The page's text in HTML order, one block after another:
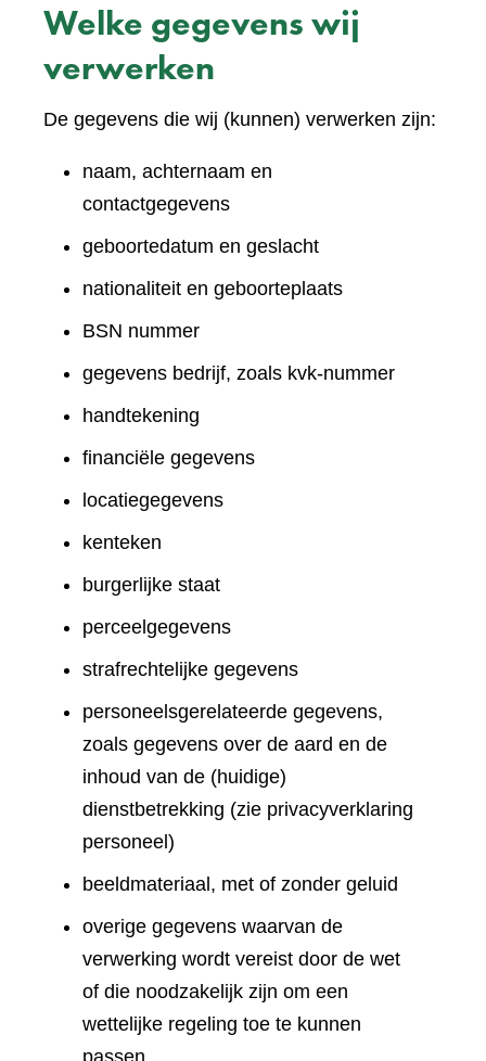
Welke gegevens wij
verwerken
De gegevens die wij (kunnen) verwerken zijn:
naam, achternaam en
contactgegevens
geboortedatum en geslacht
nationaliteit en geboorteplaats
BSN nummer
gegevens bedrijf, zoals kvk-nummer
handtekening
financiële gegevens
locatiegegevens
kenteken
burgerlijke staat
perceelgegevens
strafrechtelijke gegevens
personeelsgerelateerde gegevens,
zoals gegevens over de aard en de
inhoud van de (huidige)
dienstbetrekking (zie privacyverklaring
personeel)
beeldmateriaal, met of zonder geluid
overige gegevens waarvan de
verwerking wordt vereist door de wet
of die noodzakelijk zijn om een
wettelijke regeling toe te kunnen
passen